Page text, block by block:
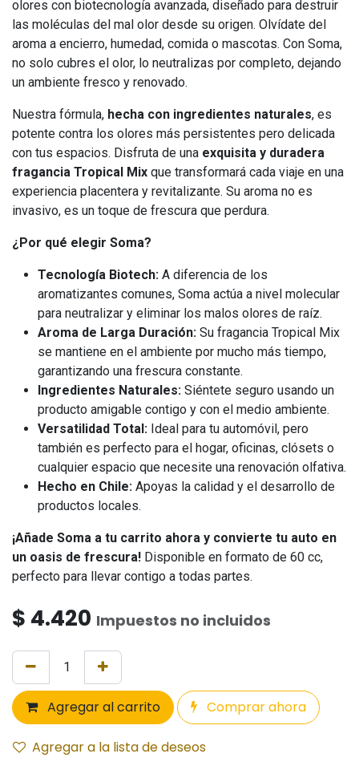
olores con biotecnología avanzada, diseñado para destruir
las moléculas del mal olor desde su origen. Olvídate del
aroma a encierro, humedad, comida o mascotas. Con Soma,
no solo cubres el olor, lo neutralizas por completo, dejando
un ambiente fresco y renovado.
Nuestra fórmula, hecha con ingredientes naturales, es
potente contra los olores más persistentes pero delicada
con tus espacios. Disfruta de una exquisita y duradera
fragancia Tropical Mix que transformará cada viaje en una
experiencia placentera y revitalizante. Su aroma no es
invasivo, es un toque de frescura que perdura.
¿Por qué elegir Soma?
Tecnología Biotech: A diferencia de los
aromatizantes comunes, Soma actúa a nivel molecular
para neutralizar y eliminar los malos olores de raíz.
Aroma de Larga Duración: Su fragancia Tropical Mix
se mantiene en el ambiente por mucho más tiempo,
garantizando una frescura constante.
Ingredientes Naturales: Siéntete seguro usando un
producto amigable contigo y con el medio ambiente.
Versatilidad Total: Ideal para tu automóvil, pero
también es perfecto para el hogar, oficinas, clósets o
cualquier espacio que necesite una renovación olfativa.
Hecho en Chile: Apoyas la calidad y el desarrollo de
productos locales.
¡Añade Soma a tu carrito ahora y convierte tu auto en
un oasis de frescura! Disponible en formato de 60 cc,
perfecto para llevar contigo a todas partes.
$ 4.420 Impuestos no incluidos
Agregar al carrito Comprar ahora
Agregar a la lista de deseos